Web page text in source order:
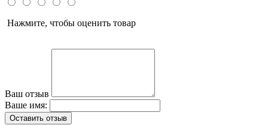
Нажмите, чтобы оценить товар
Ваш отзыв
Ваше имя:
Оставить отзыв